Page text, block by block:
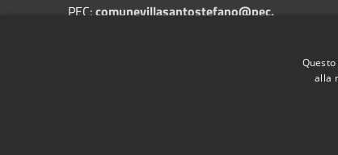
PEC:comunevillasantostefano@pec.
alla